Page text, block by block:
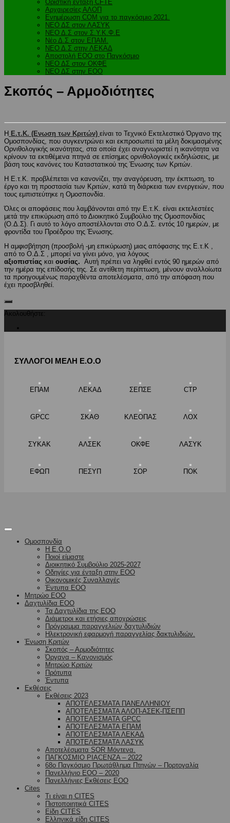
Οριστική ένταξη CFTE
Αρχαιρεσίες ΑΛΟΠ
Ενημέρωση COM για το παγκόσμιο 2021.
ΝΕΟ ΔΣ στον ΛΑΣΥΚ
ΝΕΟ Δ.Σ στον Σ.Υ.Κ.Φ.Ε
Νέο Δ.Σ στον ΕΠΑΜ.
ΝΕΟ Δ.Σ στην ΛΕΚΑΔ
Αποστολή ΕΟΟ στο Παγκόσμιο
ΝΕΟ ΔΣ στον ΟΚΦΕ
ΝΕΟ ΔΣ στην ΕΟΟ
Σκοπός – Αρμοδιότητες
Η Ε.τ.Κ. (Ενωση των Κριτών) είναι το Τεχνικό Εκτελεστικό Όργανο της
Ομοσπονδίας, που συγκεντρώνει και εκπροσωπεί τα μέλη δοκιμασμένης
Ορνιθολογικής ικανότητας, στα οποία έχει αναγνωριστεί η ικανότητα να
κρίνουν τα εκτιθέμενα πτηνά σε επίσημες ορνιθολογικές εκδηλώσεις, με
βάση τους κανόνες του Καταστατικού της Ένωσης των Κριτών.
Η Ε.τ.Κ. προβλέπεται να κανονίζει, την αναγόρευση, την έκπτωση, το
έργο και τη προστασία των Κριτών, κατά τη διάρκεια των ενεργειών, που
τους εμπιστεύτηκε η Ομοσπονδία.
Όλες οι αποφάσεις που λαμβάνονται από την Ε.τ.Κ. είναι εκτελεστέες
μετά την επικύρωση από το Διοικητικό Συμβούλιο της Ομοσπονδίας
(Ο.Δ.Σ). Γι αυτό το λόγο αποστέλλονται στο Ο.Δ.Σ. εντός 10 ημερών, με
φροντίδα του Προέδρου της Ένωσης.
Η αμφισβήτηση (προσβολή -μη επικύρωση) μιας απόφασης της Ε.τ.Κ ,
από το Ο.Δ.Σ , μπορεί να γίνει μόνο, για λόγους
αξιοπιστίας και ουσίας. Αυτή πρέπει να ληφθεί εντός 90 ημερών από
την ημέρα της επίδοσής της. Σε αντίθετη περίπτωση, μένουν αναλλοίωτα
τα προηγουμένως παραχθέντα αποτελέσματα, από την απόφαση που
έχει προσβληθεί.
Ακολουθήστε:
ΣΥΛΛΟΓΟΙ ΜΕΛΗ Ε.Ο.Ο
ΕΠΑΜ ΛΕΚΑΔ ΣΕΠΣΕ CTP
GPCC ΣΚΑΘ ΚΛΕΟΠΑΣ ΛΟΧ
ΣΥΚΑΚ ΑΛΣΕΚ ΟΚΦΕ ΛΑΣΥΚ
ΕΦΩΠ ΠΕΣΥΠ ΣΟΡ ΠΟΚ
Ομοσπονδία
Η Ε.Ο.Ο
Ποιοί είμαστε
Διοικητικό Συμβούλιο 2025-2027
Οδηγίες για ένταξη στην ΕΟΟ
Οικονομικές Συναλλαγές
Έντυπα ΕΟΟ
Μητρώο ΕΟΟ
Δαχτυλίδια ΕΟΟ
Τα Δαχτυλίδια της ΕΟΟ
Διάμετροι και ετήσιες αποχρώσεις
Πρόγραμμα παραγγελιών δαχτυλιδιών
Ηλεκτρονική εφαρμογή παραγγελίας δακτυλιδιών.
Ένωση Κριτών
Σκοπός – Αρμοδιότητες
Όργανα – Κανονισμός
Μητρώο Κριτών
Πρότυπα
Έντυπα
Εκθέσεις
Εκθέσεις 2023
ΑΠΟΤΕΛΕΣΜΑΤΑ ΠΑΝΕΛΛΗΝΙΟΥ
ΑΠΟΤΕΛΕΣΜΑΤΑ ΑΛΟΠ-ΑΣΕΚ-ΠΣΕΠΠ
ΑΠΟΤΕΛΕΣΜΑΤΑ GPCC
ΑΠΟΤΕΛΕΣΜΑΤΑ ΕΠΑΜ
ΑΠΟΤΕΛΕΣΜΑΤΑ ΛΕΚΑΔ
ΑΠΟΤΕΛΕΣΜΑΤΑ ΛΑΣΥΚ
Αποτελέσματα SOR Μόντενα.
ΠΑΓΚΟΣΜΙΟ PIACENZA – 2022
68ο Παγκόσμιο Πρωτάθλημα Πτηνών – Πορτογαλία
Πανελλήνιο ΕΟΟ – 2020
Πανελλήνιες Εκθέσεις ΕΟΟ
Cites
Τι είναι η CITES
Πιστοποιητικά CITES
Είδη CITES
Ελληνικά είδη CITES